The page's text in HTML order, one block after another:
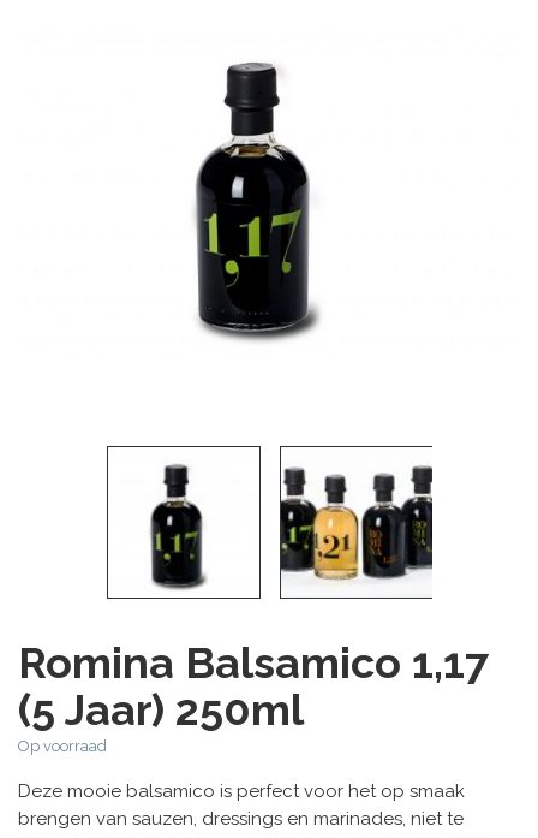
Romina Balsamico 1,17
(5 Jaar) 250ml
Op voorraad
Deze mooie balsamico is perfect voor het op smaak
brengen van sauzen, dressings en marinades, niet te